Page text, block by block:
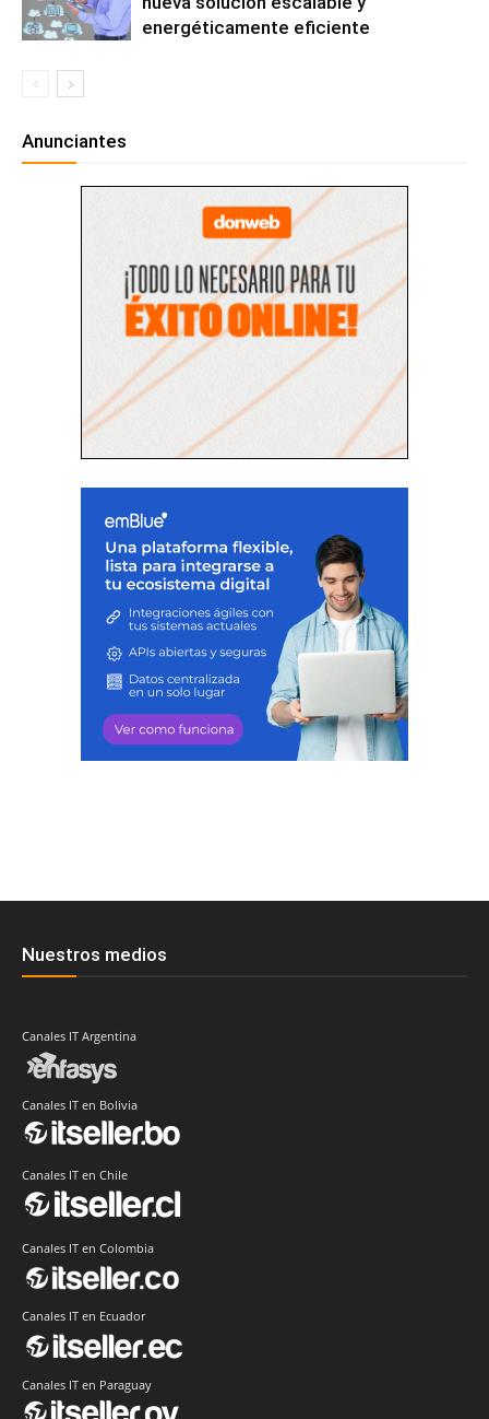
energéticamente eficiente
Anunciantes
Nuestros medios
Canales IT Argentina
Canales IT en Bolivia
Canales IT en Chile
Canales IT en Colombia
Canales IT en Ecuador
Canales IT en Paraguay